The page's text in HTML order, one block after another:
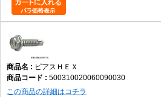
ピアスＨＥＸ
500310020060090030
この商品の詳細はコチラ